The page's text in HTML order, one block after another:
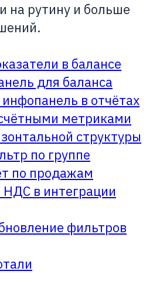
на рутину и больше
в балансе
для баланса
в отчётах
метриками
структуры
по группе
по продажам
в интеграции
фильтров